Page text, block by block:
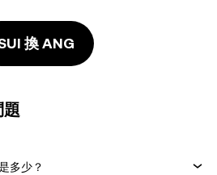
換 ANG
題
多少？